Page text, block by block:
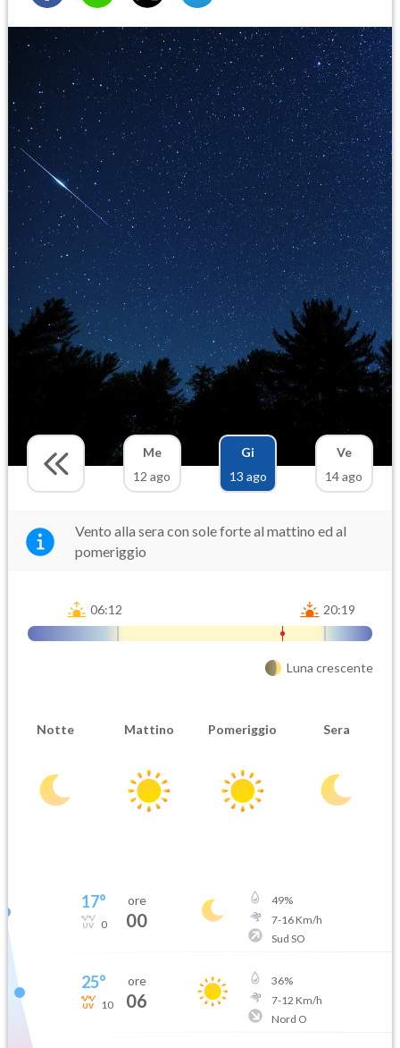
Me
12 ago
Gi
13 ago
Ve
14 ago
Vento alla sera con sole forte al mattino ed al
pomeriggio
06:12 20:19
Luna crescente
Notte Mattino Pomeriggio Sera
17°
0
ore
00
49%
7-16Km/h
Sud SO
25°
10
ore
06
36%
7-12 Km/h
Nord O